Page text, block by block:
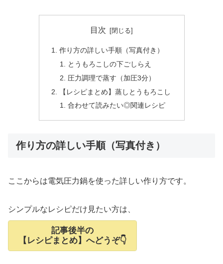
目次
作り方の詳しい手順（写真付き）
とうもろこしの下ごしらえ
圧力調理で蒸す（加圧3分）
【レシピまとめ】蒸しとうもろこし
合わせて読みたい◎関連レシピ
作り方の詳しい手順（写真付き）
ここからは電気圧力鍋を使った詳しい作り方です。
シンプルなレシピだけ見たい方は、
記事後半の
【レシピまとめ】へどうぞ👇